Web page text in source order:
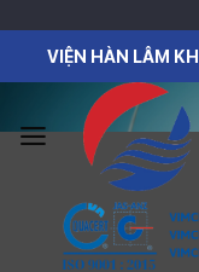
VIỆN HÀN LÂM